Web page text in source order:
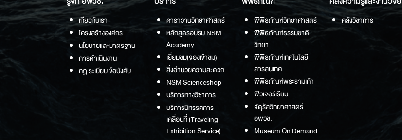
เกี่ยวกับเรา
โครงสร้างองค์กร
นโยบายและมาตรฐาน
การดำเนินงาน
กฏ ระเบียบ ข้อบังคับ
คาราวานวิทยาศาสตร์
หลักสูตรอบรม NSM
Academy
เยี่ยมชม(จองเข้าชม)
สิ่งอำนวยความสะดวก
NSM Scienceshop
บริการทางวิชาการ
บริการนิทรรศการ
เคลื่อนที่ (Traveling
Exhibition Service)
พิพิธภัณฑ์วิทยาศาสตร์
พิพิธภัณฑ์ธรรมชาติ
วิทยา
พิพิธภัณฑ์เทคโนโลยี
สารสนเทศ
พิพิธภัณฑ์พระรามเก้า
ฟิวเจอร์เรียม
จัตุรัสวิทยาศาสตร์
อพวช.
Museum On Demand
คลังวิชาการ